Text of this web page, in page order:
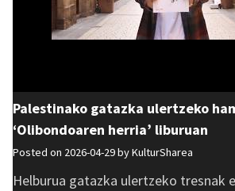
Palestinako gatazka ulertzeko
‘Olibondoaren herria’ liburuan
Posted on 2026-04-29 byKulturSharea
Helburua gatazka ulertzeko tresnak